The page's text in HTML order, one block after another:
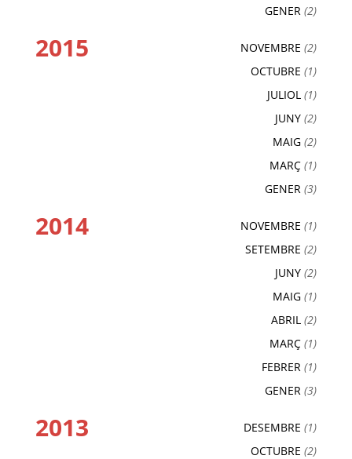
GENER (2)
2015 NOVEMBRE (2)
OCTUBRE (1)
JULIOL (1)
JUNY (2)
MAIG (2)
MARÇ (1)
GENER (3)
2014 NOVEMBRE (1)
SETEMBRE (2)
JUNY (2)
MAIG (1)
ABRIL (2)
MARÇ (1)
FEBRER (1)
GENER (3)
2013 DESEMBRE (1)
OCTUBRE (2)